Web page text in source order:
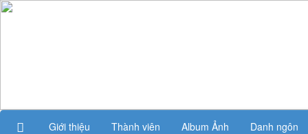
Giới thiệu Thành viên Album Ảnh Danh ngôn